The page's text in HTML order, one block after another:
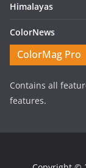
Himalayas
ColorNews
ColorMag Pro
Contains all
features.